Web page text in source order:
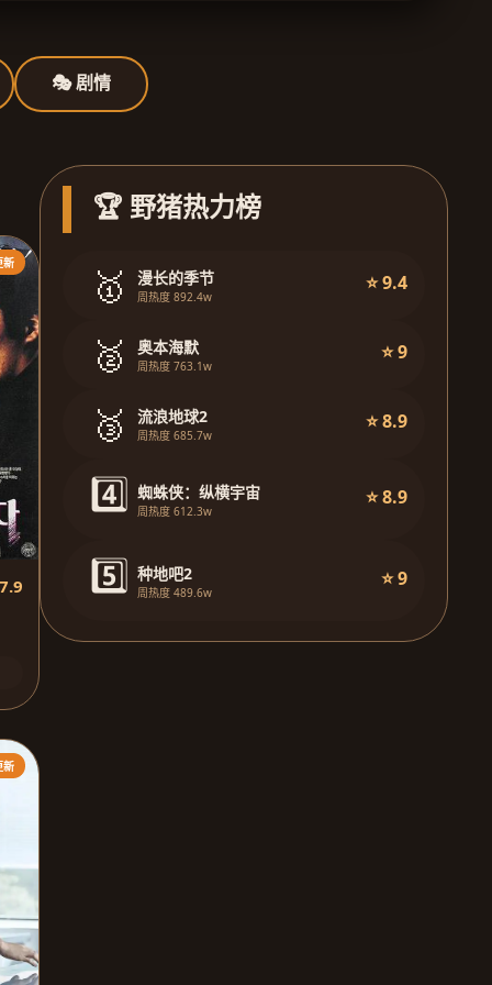
🎭 剧情
新
7.9
新
🏆 野猪热力榜
🥇 漫长的季节
周热度 892.4w
⭐ 9.4
🥈 奥本海默
周热度 763.1w
⭐ 9
🥉 流浪地球2
周热度 685.7w
⭐ 8.9
4️⃣ 蜘蛛侠：纵横宇宙
周热度 612.3w
⭐ 8.9
5️⃣ 种地吧2
周热度 489.6w
⭐ 9